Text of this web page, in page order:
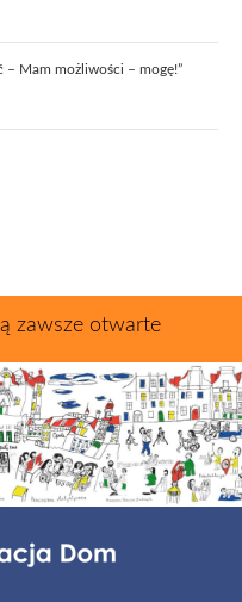
– Mam możliwości – mogę!”
zawsze otwarte